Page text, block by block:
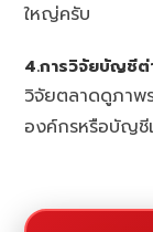
ใหญ่ครับ
4.การวิจัยบัญชีต่
วิจัยตลาดดูภาพ
องค์กรหรือบัญชี